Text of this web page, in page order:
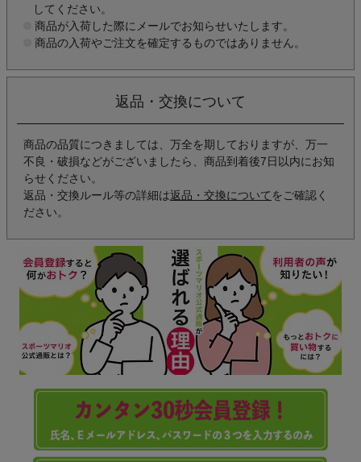
してください。
商品が入荷した際にメールでお知らせいたします。
商品の入荷やご注文を確定するものではありません。
返品・交換について
商品の品質につきましては、万全を期しておりますが、万一
不良・破損などがございましたら、商品到着後7日以内にお知
らせください。
返品・交換ルール等の詳細は返品・交換について をご確認く
ださい。